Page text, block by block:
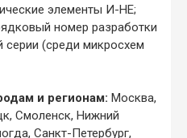
элементы И-НЕ;
номер разработки
серии (среди микросхем
и регионам: Москва,
Смоленск, Нижний
Санкт-Петербург,